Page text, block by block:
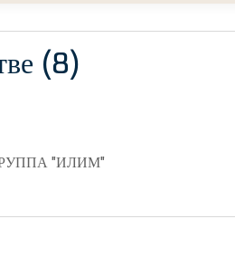
(8)
"ИЛИМ"